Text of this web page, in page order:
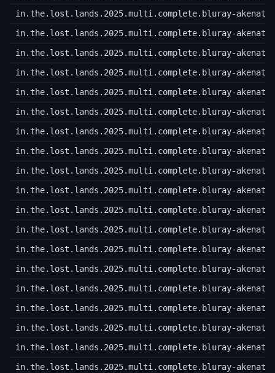
in.the.lost.lands.2025.multi.complete.bluray-
in.the.lost.lands.2025.multi.complete.bluray-
in.the.lost.lands.2025.multi.complete.bluray-
in.the.lost.lands.2025.multi.complete.bluray-
in.the.lost.lands.2025.multi.complete.bluray-
in.the.lost.lands.2025.multi.complete.bluray-
in.the.lost.lands.2025.multi.complete.bluray-
in.the.lost.lands.2025.multi.complete.bluray-
in.the.lost.lands.2025.multi.complete.bluray-
in.the.lost.lands.2025.multi.complete.bluray-
in.the.lost.lands.2025.multi.complete.bluray-
in.the.lost.lands.2025.multi.complete.bluray-
in.the.lost.lands.2025.multi.complete.bluray-
in.the.lost.lands.2025.multi.complete.bluray-
in.the.lost.lands.2025.multi.complete.bluray-
in.the.lost.lands.2025.multi.complete.bluray-
in.the.lost.lands.2025.multi.complete.bluray-
in.the.lost.lands.2025.multi.complete.bluray-
in.the.lost.lands.2025.multi.complete.bluray-